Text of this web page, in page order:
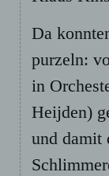
Da
purzeln:
in
Heijden)
und damit